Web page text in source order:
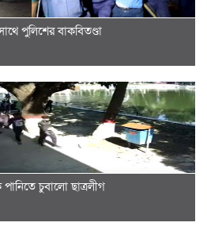
পুলিশের বাকবিতণ্ডা
চুবালো ছাত্রলীগ